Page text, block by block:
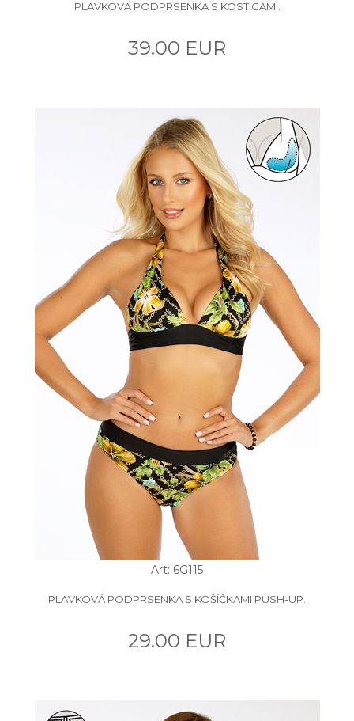
PLAVKOVÁ PODPRSENKA S KOSTICAMI.
39.00 EUR
Art: 6G115
PLAVKOVÁ PODPRSENKA S KOŠÍČKAMI PUSH-UP.
29.00 EUR